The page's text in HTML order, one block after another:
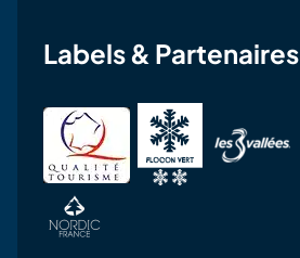
Labels & Partenaires